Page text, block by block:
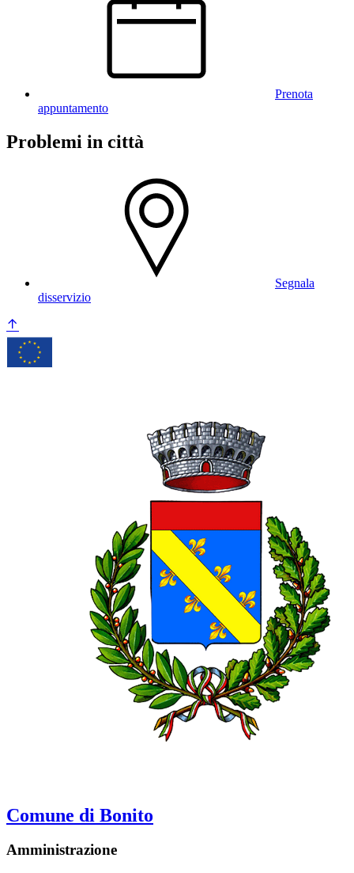
Prenota
appuntamento
Problemi in città
Segnala
disservizio
Comune di Bonito
Amministrazione